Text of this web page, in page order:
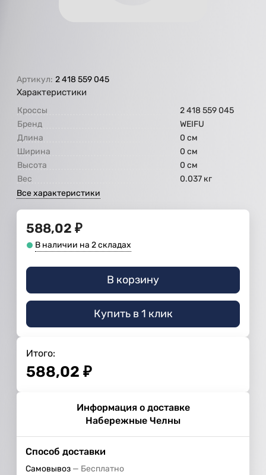
Артикул: 2 418 559 045
Характеристики
Кроссы
2 418 559 045
Бренд
WEIFU
Длина
0 см
Ширина
0 см
Высота
0 см
Вес
0.037 кг
Все характеристики
588,02 ₽
В наличии на 2 складах
В корзину
Купить в 1 клик
Итого:
588,02 ₽
Информация о доставке
Набережные Челны
Способ доставки
Самовывоз Бесплатно